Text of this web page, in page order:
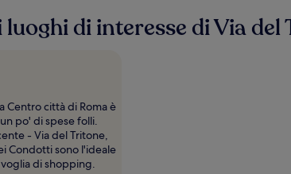
di interesse di Via del
Centro città di Roma è
po' di spese folli.
- Via del Tritone,
Condotti sono l'ideale
di shopping.